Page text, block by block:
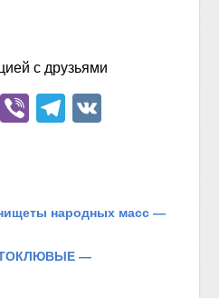
с друзьями
WhatsApp
ViberTelegram
народных масс —
—